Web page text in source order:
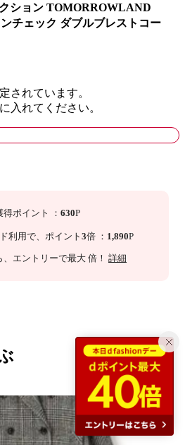
ション TOMORROWLAND
チェック ダブルブレストコー
されています。
入れてください。
得ポイント ： 630P
利用で、 ポイント 3倍 ： 1,890P
、エントリーで最大 倍！ 詳細